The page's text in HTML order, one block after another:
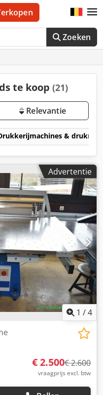
Zoeken
te koop (21)
Relevantie
&
Advertentie
1 /4
€ 2.500€ 2.600
vraagprijs excl. btw